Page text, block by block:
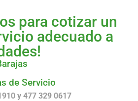
para cotizar un
adecuado a
de Servicio
y 477 329 0617